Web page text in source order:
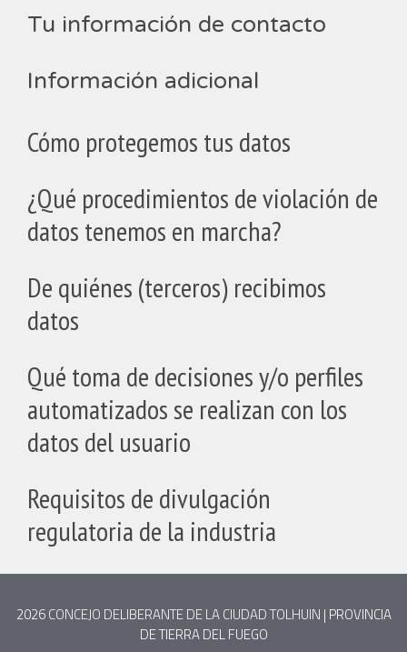
Tu información de contacto
Información adicional
Cómo protegemos tus datos
¿Qué procedimientos de violación de
datos tenemos en marcha?
De quiénes (terceros) recibimos
datos
Qué toma de decisiones y/o perfiles
automatizados se realizan con los
datos del usuario
Requisitos de divulgación
regulatoria de la industria
2026CONCEJO DELIBERANTE DE LA CIUDAD TOLHUIN | PROVINCIA
DE TIERRA DEL FUEGO